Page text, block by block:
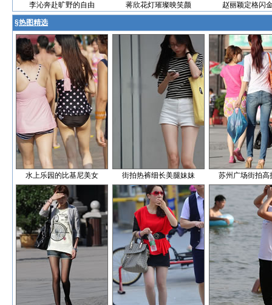
李沁奔赴旷野的自由 蒋欣花灯璀璨映笑颜 赵丽颖定格闪
§热图精选
水上乐园的比基尼美女 街拍热裤细长美腿妹妹 苏州广场街拍高